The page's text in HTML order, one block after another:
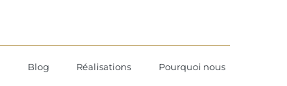
Blog Réalisations Pourquoi nous